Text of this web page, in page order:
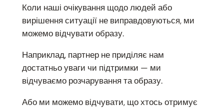
Коли наші очікування щодо людей або
вирішення ситуації не виправдовуються, ми
можемо відчувати образу.
Наприклад, партнер не приділяє нам
достатньо уваги чи підтримки — ми
відчуваємо розчарування та образу.
Або ми можемо відчувати, що хтось отримує